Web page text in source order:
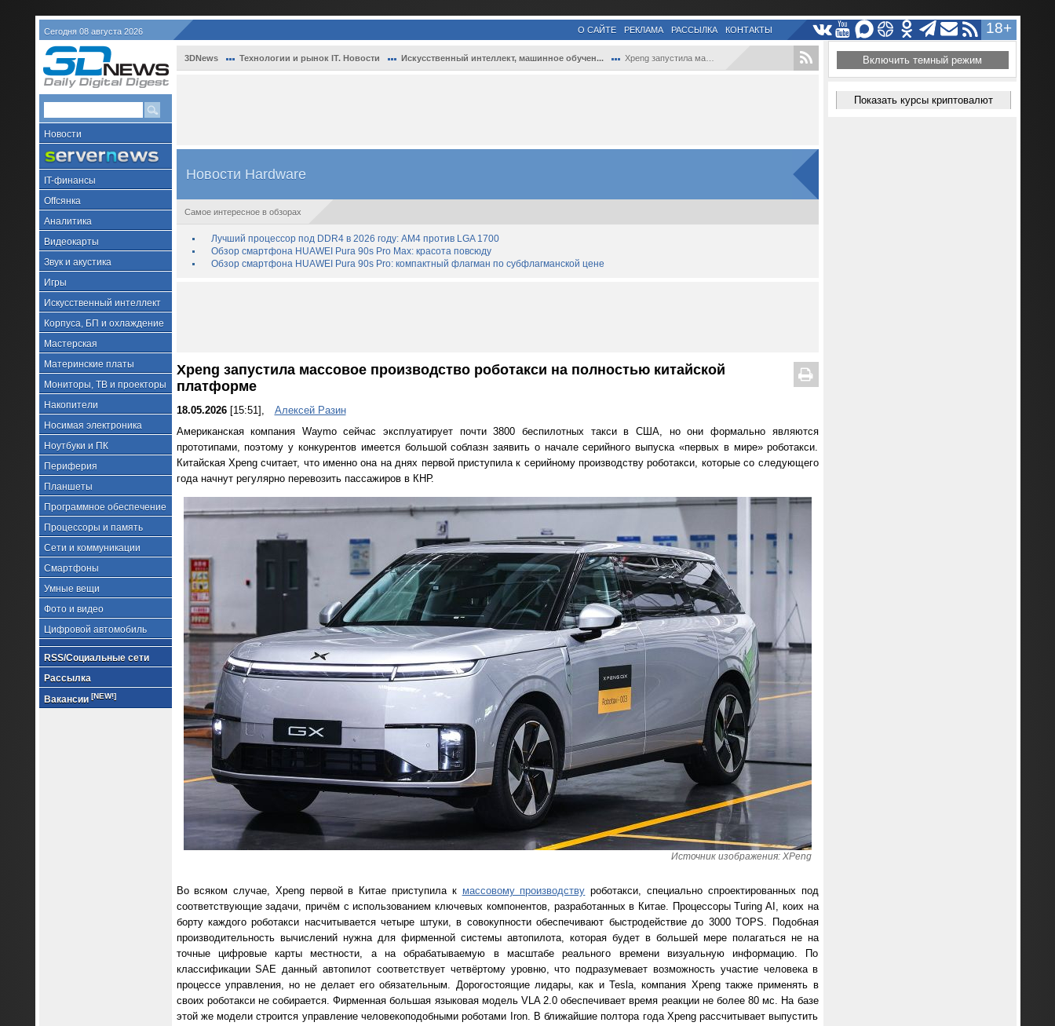
Сегодня 08 августа 2026 18+
О САЙТЕ РЕКЛАМА РАССЫЛКА КОНТАКТЫ
Новости
IT-финансы
Offсянка
Аналитика
Видеокарты
Звук и акустика
Игры
Искусственный интеллект
Корпуса, БП и охлаждение
Мастерская
Материнские платы
Мониторы, ТВ и проекторы
Накопители
Носимая электроника
Ноутбуки и ПК
Периферия
Планшеты
Программное обеспечение
Процессоры и память
Сети и коммуникации
Смартфоны
Умные вещи
Фото и видео
Цифровой автомобиль
RSS/Социальные сети
Рассылка
Вакансии [NEW!]
3DNews Технологии и рынок IT. Новости Искусственный интеллект, машинное обучен... Xpeng запустила массовое производство ро...
Новости Hardware
Самое интересное в обзорах
Лучший процессор под DDR4 в 2026 году: AM4 против LGA 1700
Обзор смартфона HUAWEI Pura 90s Pro Max: красота повсюду
Обзор смартфона HUAWEI Pura 90s Pro: компактный флагман по субфлагманской цене
Xpeng запустила массовое производство роботакси на полностью китайской
платформе
18.05.2026[15:51],
Алексей Разин
Американская компания Waymo сейчас эксплуатирует почти 3800 беспилотных такси в США, но они формально являются
прототипами, поэтому у конкурентов имеется большой соблазн заявить о начале серийного выпуска «первых в мире» роботакси.
Китайская Xpeng считает, что именно она на днях первой приступила к серийному производству роботакси, которые со следующего
года начнут регулярно перевозить пассажиров в КНР.
Источник изображения: XPeng
Во всяком случае, Xpeng первой в Китае приступила к массовому производству роботакси, специально спроектированных под
соответствующие задачи, причём с использованием ключевых компонентов, разработанных в Китае. Процессоры Turing AI, коих на
борту каждого роботакси насчитывается четыре штуки, в совокупности обеспечивают быстродействие до 3000 TOPS. Подобная
производительность вычислений нужна для фирменной системы автопилота, которая будет в большей мере полагаться не на
точные цифровые карты местности, а на обрабатываемую в масштабе реального времени визуальную информацию. По
классификации SAE данный автопилот соответствует четвёртому уровню, что подразумевает возможность участие человека в
процессе управления, но не делает его обязательным. Дорогостоящие лидары, как и Tesla, компания Xpeng также применять в
своих роботакси не собирается. Фирменная большая языковая модель VLA 2.0 обеспечивает время реакции не более 80 мс. На базе
этой же модели строится управление человекоподобными роботами Iron. В ближайшие полтора года Xpeng рассчитывает выпустить
Включить темный режим
Показать курсы криптовалют